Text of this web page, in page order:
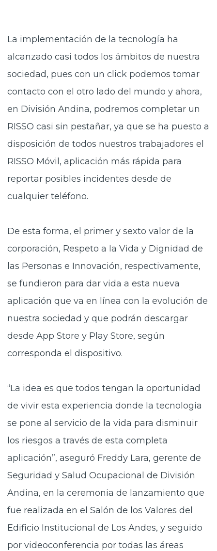
La implementación de la tecnología ha
alcanzado casi todos los ámbitos de nuestra
sociedad, pues con un click podemos tomar
contacto con el otro lado del mundo y ahora,
en División Andina, podremos completar un
RISSO casi sin pestañar, ya que se ha puesto a
disposición de todos nuestros trabajadores el
RISSO Móvil, aplicación más rápida para
reportar posibles incidentes desde de
cualquier teléfono.
De esta forma, el primer y sexto valor de la
corporación, Respeto a la Vida y Dignidad de
las Personas e Innovación, respectivamente,
se fundieron para dar vida a esta nueva
aplicación que va en línea con la evolución de
nuestra sociedad y que podrán descargar
desde App Store y Play Store, según
corresponda el dispositivo.
“La idea es que todos tengan la oportunidad
de vivir esta experiencia donde la tecnología
se pone al servicio de la vida para disminuir
los riesgos a través de esta completa
aplicación”, aseguró Freddy Lara, gerente de
Seguridad y Salud Ocupacional de División
Andina, en la ceremonia de lanzamiento que
fue realizada en el Salón de los Valores del
Edificio Institucional de Los Andes, y seguido
por videoconferencia por todas las áreas